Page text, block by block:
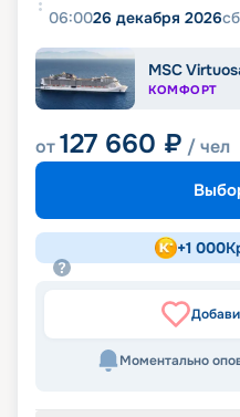
06:0026 декабря 2026сб
MSC
КОМФОРТ
от127 660 ₽ / чел
+1 000
Моментально